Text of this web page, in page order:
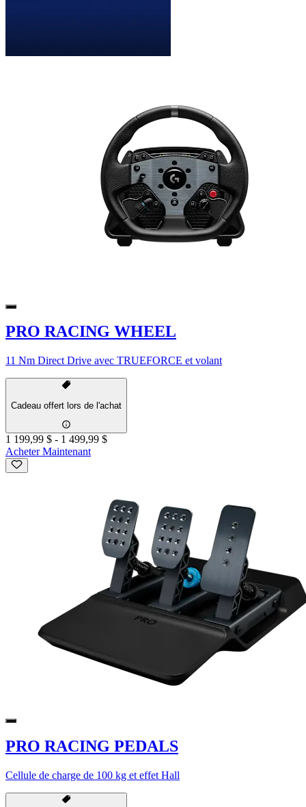
PRO RACING WHEEL
11 Nm Direct Drive avec TRUEFORCE et volant
Cadeau offert lors de l'achat
1 199,99 $ - 1 499,99 $
Acheter Maintenant
PRO RACING PEDALS
Cellule de charge de 100 kg et effet Hall